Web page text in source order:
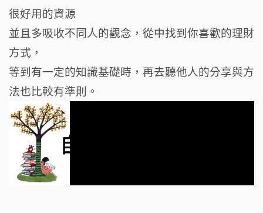
很好用的資源
並且多吸收不同人的觀念，從中找到你喜歡的理財
方式，
等到有一定的知識基礎時，再去聽他人的分享與方
法也比較有準則。